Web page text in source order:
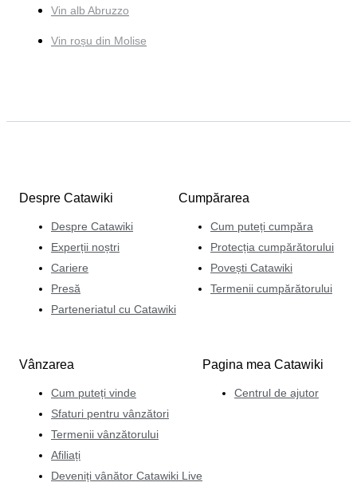
Vin alb Abruzzo
Vin roșu din Molise
Despre Catawiki
Despre Catawiki
Experții noștri
Cariere
Presă
Parteneriatul cu Catawiki
Cumpărarea
Cum puteți cumpăra
Protecția cumpărătorului
Povești Catawiki
Termenii cumpărătorului
Vânzarea
Cum puteți vinde
Sfaturi pentru vânzători
Termenii vânzătorului
Afiliați
Deveniți vânător Catawiki Live
Pagina mea Catawiki
Centrul de ajutor